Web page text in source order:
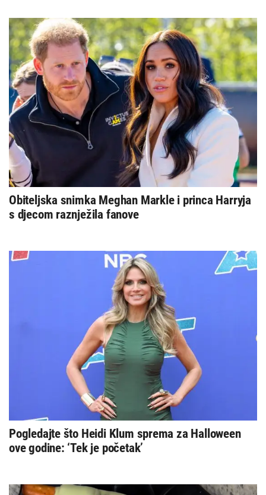
Obiteljska snimka Meghan Markle i princa Harryja
s djecom raznježila fanove
Pogledajte što Heidi Klum sprema za Halloween
ove godine: ‘Tek je početak’